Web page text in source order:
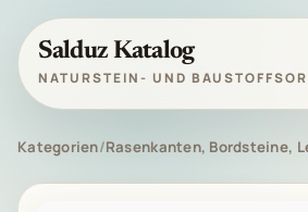
Salduz Katalog
NATURSTEIN- UND
Kategorien/Rasenkanten, Bordsteine,